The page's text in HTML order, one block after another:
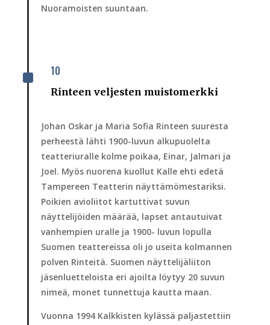
Nuoramoisten suuntaan.
^ 10
Rinteen veljesten muistomerkki
Johan Oskar ja Maria Sofia Rinteen suuresta
perheestä lähti 1900-luvun alkupuolelta
teatteriuralle kolme poikaa, Einar, Jalmari ja
Joel. Myös nuorena kuollut Kalle ehti edetä
Tampereen Teatterin näyttämömestariksi.
Poikien avioliitot kartuttivat suvun
näyttelijöiden määrää, lapset antautuivat
vanhempien uralle ja 1900- luvun lopulla
Suomen teattereissa oli jo useita kolmannen
polven Rinteitä. Suomen näyttelijäliiton
jäsenluetteloista eri ajoilta löytyy 20 suvun
nimeä, monet tunnettuja kautta maan.
Vuonna 1994 Kalkkisten kylässä paljastettiin